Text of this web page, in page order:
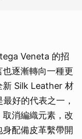
Veneta 的招
逐漸轉向一種更
新 Silk Leather 材
好的代表之一，
消編織元素，改
配備皮革繫帶開